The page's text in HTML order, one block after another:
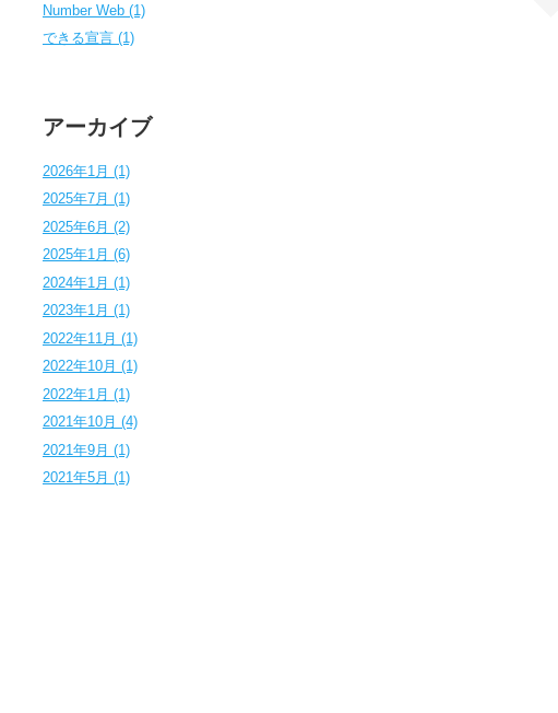
Number Web (1)
できる宣言 (1)
アーカイブ
2026年1月 (1)
2025年7月 (1)
2025年6月 (2)
2025年1月 (6)
2024年1月 (1)
2023年1月 (1)
2022年11月 (1)
2022年10月 (1)
2022年1月 (1)
2021年10月 (4)
2021年9月 (1)
2021年5月 (1)